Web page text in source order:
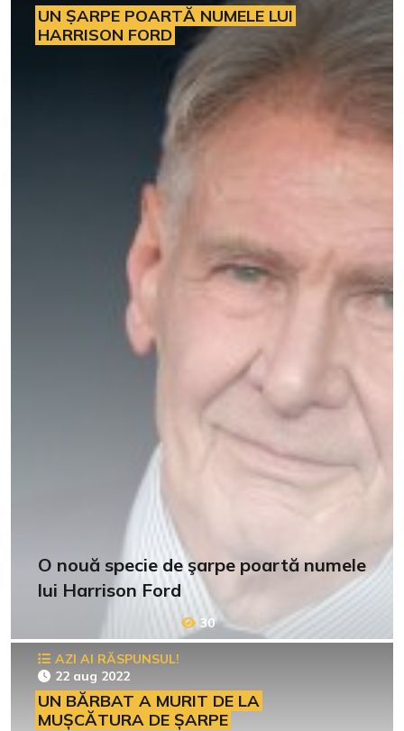
UN ȘARPE POARTĂ NUMELE LUI
HARRISON FORD
O nouă specie de şarpe poartă numele
lui Harrison Ford
30
AZI AI RĂSPUNSUL!
22 aug 2022
UN BĂRBAT A MURIT DE LA
MUȘCĂTURA DE ȘARPE